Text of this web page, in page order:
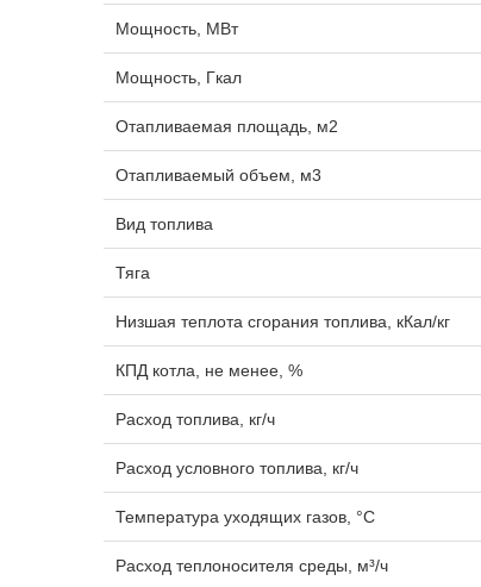
Мощность, МВт
Мощность, Гкал
Отапливаемая площадь, м2
Отапливаемый объем, м3
Вид топлива
Тяга
Низшая теплота сгорания топлива, кКал/кг
КПД котла, не менее, %
Расход топлива, кг/ч
Расход условного топлива, кг/ч
Температура уходящих газов, °C
Расход теплоносителя среды, м³/ч